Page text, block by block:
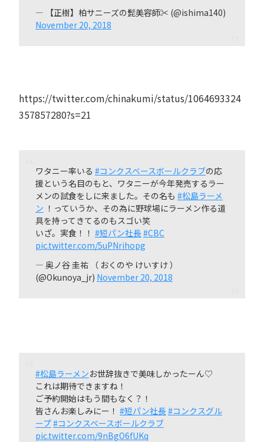
— 【正樹】柏サニーズの髭美容師✂️ (@ishima140)
November 20, 2018
https://twitter.com/chinakumi/status/1064693324
357857280?s=21
ワタニー率いる #コンクスベースボールクラブの応
援という名目のもと、ワタニーが今年発売するラー
メンの試食をしに来ました。その名も #松島ラーメ
ン ！っていうか、その為に野球場にラーメン作る道
具を持ってきてるのもスゴい笑
いざ。実食！！ #短パン社長 #CBC
pic.twitter.com/5uPNrihopg
— 奥ノ谷 圭祐 （ おくのや けいすけ ）
(@Okunoya_jr) November 20, 2018
#松島ラーメンお世辞抜きで美味しかったーん♡
これは期待できますね！
ご予約開始はもう間もなく？！
皆さんお楽しみにー！ #短パン社長 #コンクスグル
ープ#コンクスベースボールクラブ
pic.twitter.com/9nBgO6fUKq